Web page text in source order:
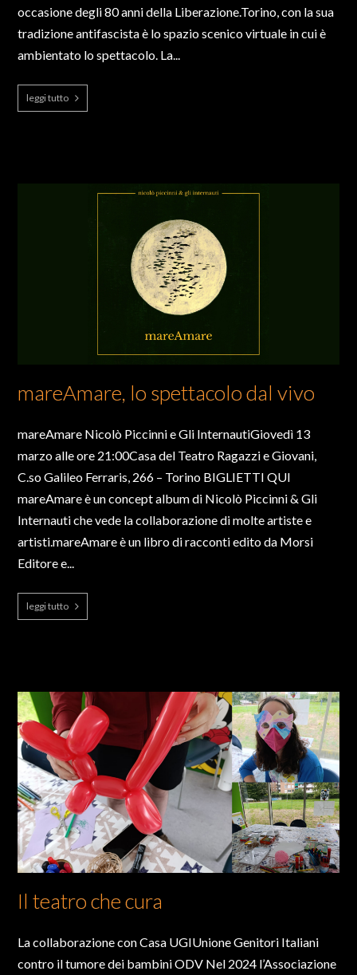
occasione degli 80 anni della Liberazione.Torino, con la sua
tradizione antifascista è lo spazio scenico virtuale in cui è
ambientato lo spettacolo. La...
leggi tutto
mareAmare, lo spettacolo dal vivo
mareAmare Nicolò Piccinni e Gli InternautiGiovedì 13
marzo alle ore 21:00Casa del Teatro Ragazzi e Giovani,
C.so Galileo Ferraris, 266 – Torino BIGLIETTI QUI
mareAmare è un concept album di Nicolò Piccinni & Gli
Internauti che vede la collaborazione di molte artiste e
artisti.mareAmare è un libro di racconti edito da Morsi
Editore e...
leggi tutto
Il teatro che cura
La collaborazione con Casa UGIUnione Genitori Italiani
contro il tumore dei bambini ODV Nel 2024 l’Associazione